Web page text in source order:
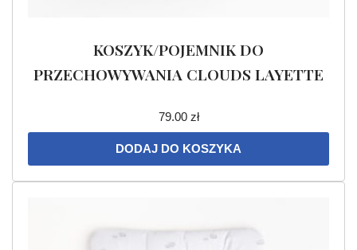
KOSZYK/POJEMNIK DO
PRZECHOWYWANIA CLOUDS LAYETTE
79.00 zł
DODAJ DO KOSZYKA